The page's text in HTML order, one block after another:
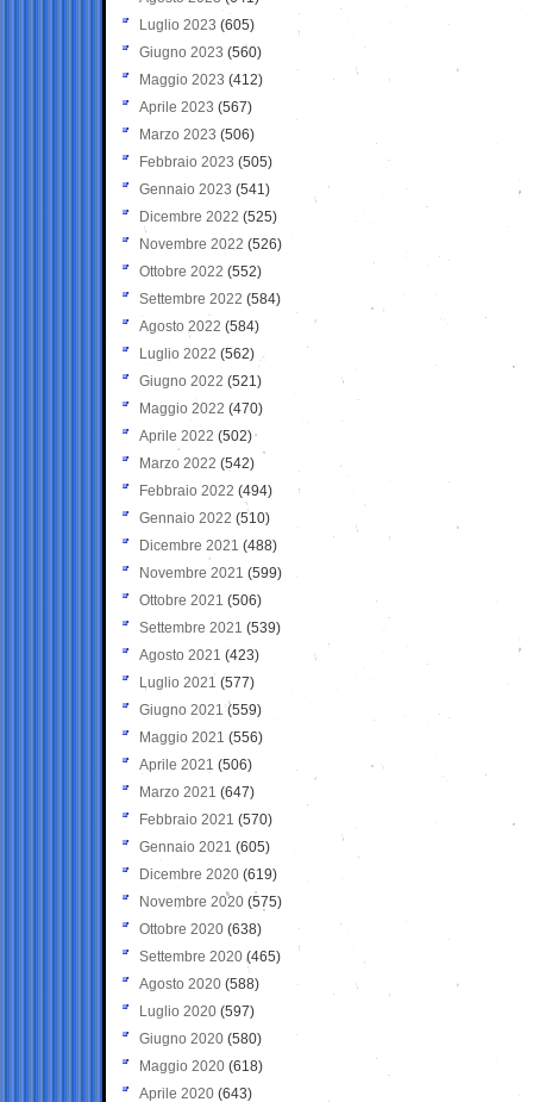
Luglio 2023 (605)
Giugno 2023 (560)
Maggio 2023 (412)
Aprile 2023 (567)
Marzo 2023 (506)
Febbraio 2023 (505)
Gennaio 2023 (541)
Dicembre 2022 (525)
Novembre 2022 (526)
Ottobre 2022 (552)
Settembre 2022 (584)
Agosto 2022 (584)
Luglio 2022 (562)
Giugno 2022 (521)
Maggio 2022 (470)
Aprile 2022 (502)
Marzo 2022 (542)
Febbraio 2022 (494)
Gennaio 2022 (510)
Dicembre 2021 (488)
Novembre 2021 (599)
Ottobre 2021 (506)
Settembre 2021 (539)
Agosto 2021 (423)
Luglio 2021 (577)
Giugno 2021(559)
Maggio 2021 (556)
Aprile 2021 (506)
Marzo 2021 (647)
Febbraio 2021 (570)
Gennaio 2021 (605)
Dicembre 2020 (619)
Novembre 2020 (575)
Ottobre 2020 (638)
Settembre 2020(465)
Agosto 2020 (588)
Luglio 2020 (597)
Giugno 2020 (580)
Maggio 2020 (618)
Aprile 2020 (643)